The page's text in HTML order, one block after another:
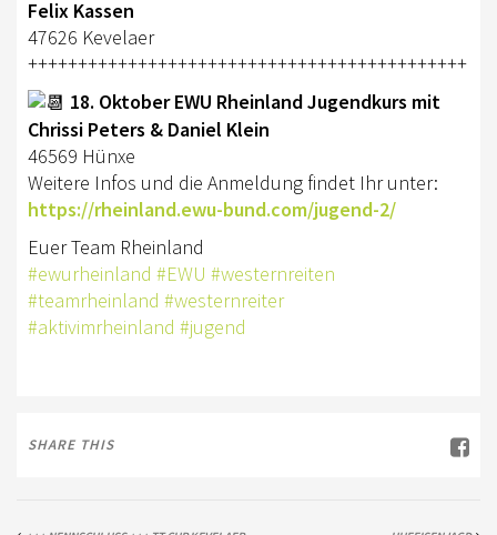
ERGEBNISSE
TROPHY WERTUNG 2026
FREIZEIT
BREITENSPORT
AKTIV IM RHEINLAND
TREFFPUNKTE IM RHEINLAND
Felix Kassen
47626 Kevelaer
++++++++++++++++++++++++++++++++++++++++++++
18. Oktober EWU Rheinland Jugendkurs mit
Chrissi Peters & Daniel Klein
46569 Hünxe
Weitere Infos und die Anmeldung findet Ihr unter:
https://rheinland.ewu-bund.com/jugend-2/
Euer Team Rheinland
#ewurheinland #EWU #westernreiten
#teamrheinland #westernreiter
#aktivimrheinland #jugend
SHARE THIS